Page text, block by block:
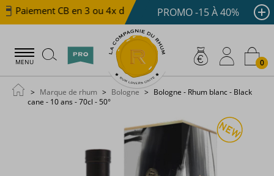
Paiement CB en 3 ou 4x dès 100 € Livraison offerte
PROMO -15 À 40%
MENU 0
Marque de rhum Bologne
Bologne - Rhum blanc - Black
cane - 10 ans - 70cl - 50°